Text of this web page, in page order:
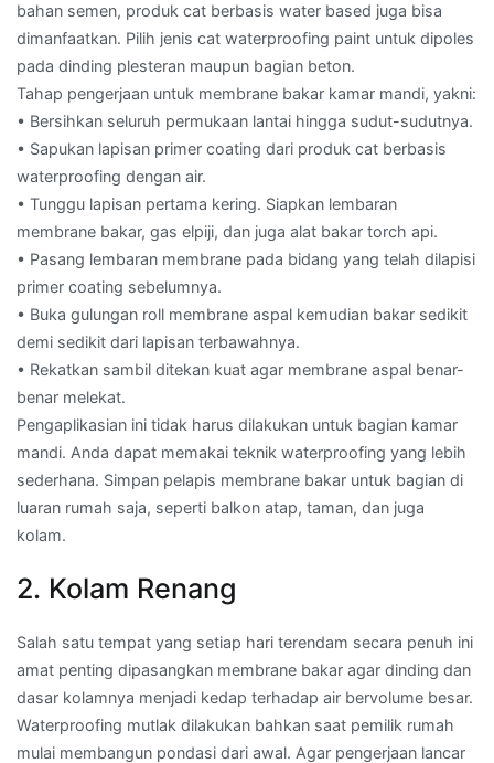
bahan semen, produk cat berbasis water based juga bisa
dimanfaatkan. Pilih jenis cat waterproofing paint untuk dipoles
pada dinding plesteran maupun bagian beton.
Tahap pengerjaan untuk membrane bakar kamar mandi, yakni:
• Bersihkan seluruh permukaan lantai hingga sudut-sudutnya.
• Sapukan lapisan primer coating dari produk cat berbasis
waterproofing dengan air.
• Tunggu lapisan pertama kering. Siapkan lembaran
membrane bakar, gas elpiji, dan juga alat bakar torch api.
• Pasang lembaran membrane pada bidang yang telah dilapisi
primer coating sebelumnya.
• Buka gulungan roll membrane aspal kemudian bakar sedikit
demi sedikit dari lapisan terbawahnya.
• Rekatkan sambil ditekan kuat agar membrane aspal benar-
benar melekat.
Pengaplikasian ini tidak harus dilakukan untuk bagian kamar
mandi. Anda dapat memakai teknik waterproofing yang lebih
sederhana. Simpan pelapis membrane bakar untuk bagian di
luaran rumah saja, seperti balkon atap, taman, dan juga
kolam.
2. Kolam Renang
Salah satu tempat yang setiap hari terendam secara penuh ini
amat penting dipasangkan membrane bakar agar dinding dan
dasar kolamnya menjadi kedap terhadap air bervolume besar.
Waterproofing mutlak dilakukan bahkan saat pemilik rumah
mulai membangun pondasi dari awal. Agar pengerjaan lancar